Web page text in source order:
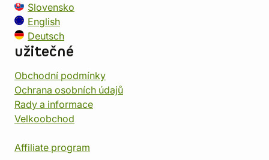
Slovensko
English
Deutsch
užitečné
Obchodní podmínky
Ochrana osobních údajů
Rady a informace
Velkoobchod
Affiliate program